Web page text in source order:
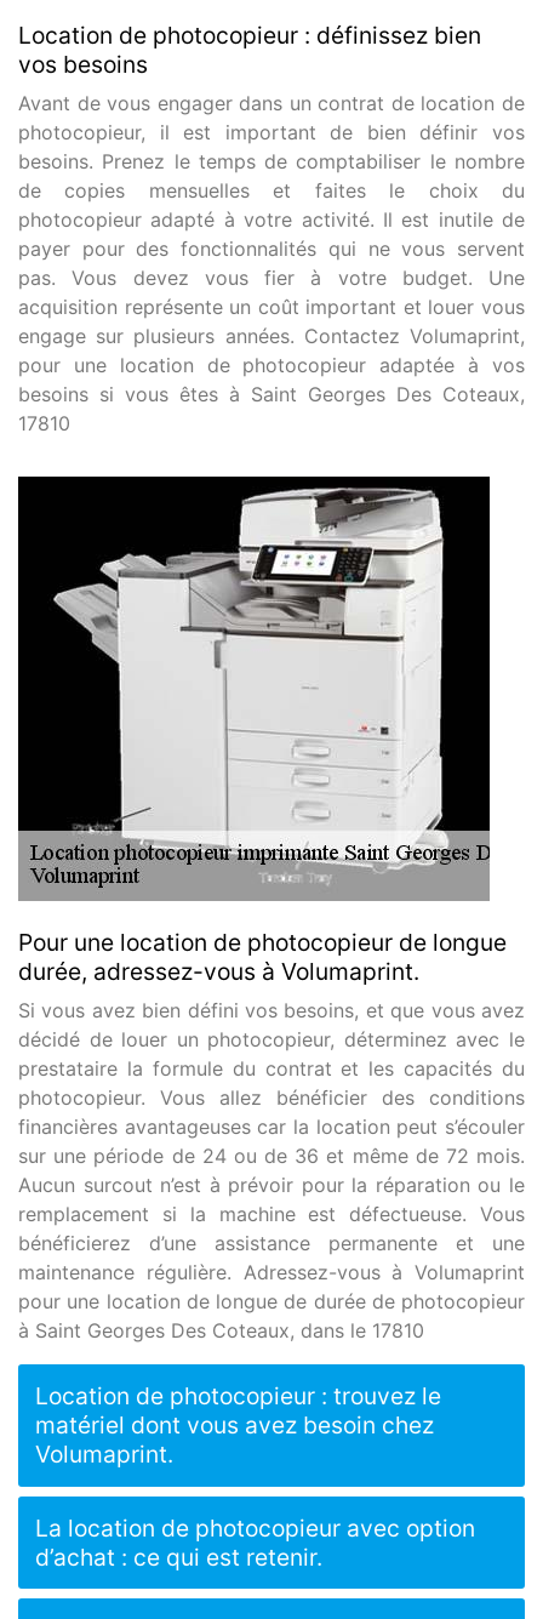
Location de photocopieur : définissez bien
vos besoins
Avant de vous engager dans un contrat de location de
photocopieur, il est important de bien définir vos
besoins. Prenez le temps de comptabiliser le nombre
de copies mensuelles et faites le choix du
photocopieur adapté à votre activité. Il est inutile de
payer pour des fonctionnalités qui ne vous servent
pas. Vous devez vous fier à votre budget. Une
acquisition représente un coût important et louer vous
engage sur plusieurs années. Contactez Volumaprint,
pour une location de photocopieur adaptée à vos
besoins si vous êtes à Saint Georges Des Coteaux,
17810
Pour une location de photocopieur de longue
durée, adressez-vous à Volumaprint.
Si vous avez bien défini vos besoins, et que vous avez
décidé de louer un photocopieur, déterminez avec le
prestataire la formule du contrat et les capacités du
photocopieur. Vous allez bénéficier des conditions
financières avantageuses car la location peut s’écouler
sur une période de 24 ou de 36 et même de 72 mois.
Aucun surcout n’est à prévoir pour la réparation ou le
remplacement si la machine est défectueuse. Vous
bénéficierez d’une assistance permanente et une
maintenance régulière. Adressez-vous à Volumaprint
pour une location de longue de durée de photocopieur
à Saint Georges Des Coteaux, dans le 17810
Location de photocopieur : trouvez le
matériel dont vous avez besoin chez
Volumaprint.
La location de photocopieur avec option
d’achat : ce qui est retenir.